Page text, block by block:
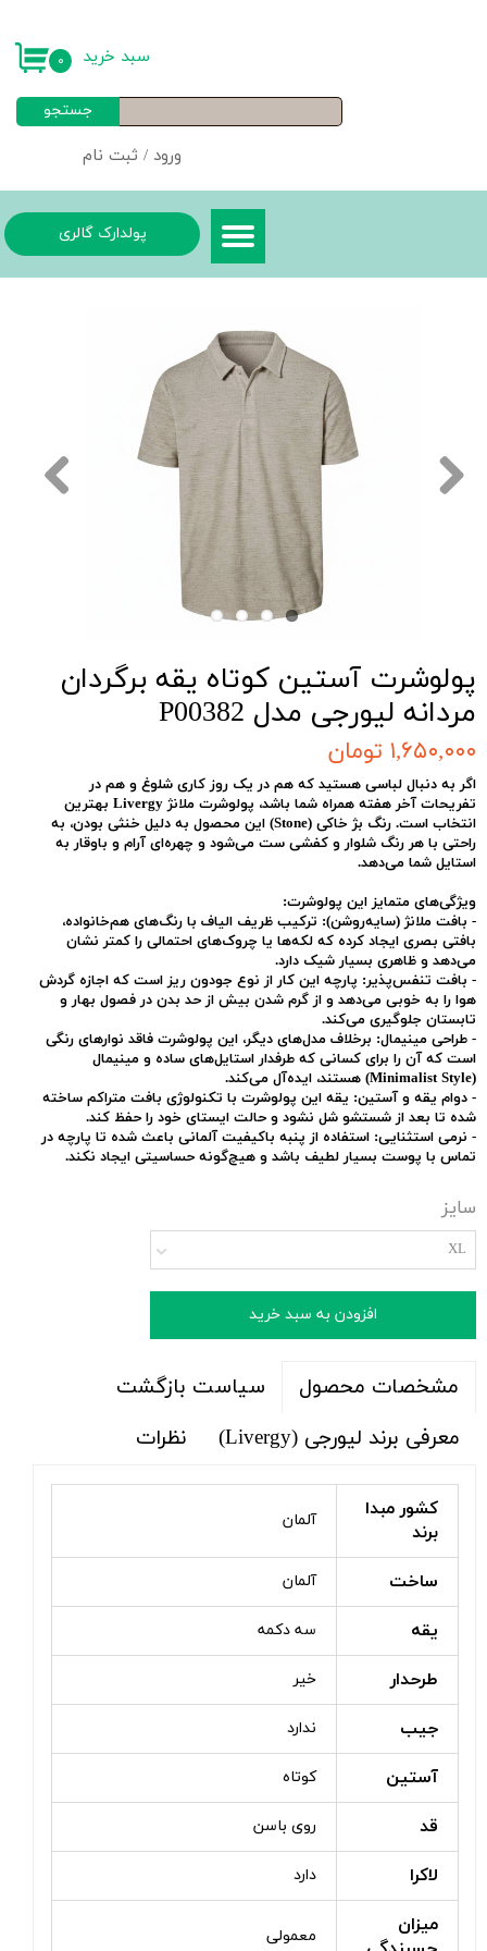
ورود / ثبت نام
خروج از حساب کاربری
جستجو
۰ سبد خرید
پولدارک گالری
پولوشرت آستین کوتاه یقه برگردان
مردانه لیورجی مدل P00382
۱,۶۵۰,۰۰۰ تومان
اگر به دنبال لباسی هستید که هم در یک روز کاری شلوغ و هم در
تفریحات آخر هفته همراه شما باشد، پولوشرت ملانژLivergy بهترین
انتخاب است. رنگ بژ خاکی (Stone) این محصول به دلیل خنثی بودن، به
راحتی با هر رنگ شلوار و کفشی ست می‌شود و چهره‌ای آرام و باوقار به
استایل شما می‌دهد.
ویژگی‌های متمایز این پولوشرت:
- بافت ملانژ (سایه‌روشن): ترکیب ظریف الیاف با رنگ‌های هم‌خانواده،
بافتی بصری ایجاد کرده که لکه‌ها یا چروک‌های احتمالی را کمتر نشان
می‌دهد و ظاهری بسیار شیک دارد.
- بافت تنفس‌پذیر: پارچه این کار از نوع جودون ریز است که اجازه گردش
هوا را به خوبی می‌دهد و از گرم شدن بیش از حد بدن در فصول بهار و
تابستان جلوگیری می‌کند.
-طراحی مینیمال: برخلاف مدل‌های دیگر، این پولوشرت فاقد نوارهای رنگی
است که آن را برای کسانی که طرفدار استایل‌های ساده و مینیمال
(Minimalist Style) هستند، ایده‌آل می‌کند.
-دوام یقه و آستین: یقه این پولوشرت با تکنولوژی بافت متراکم ساخته
شده تا بعد از شستشو شل نشود و حالت ایستای خود را حفظ کند.
- نرمی استثنایی: استفاده از پنبه باکیفیت آلمانی باعث شده تا پارچه در
تماس با پوست بسیار لطیف باشد و هیچ‌گونه حساسیتی ایجاد نکند.
سایز
XL
افزودن به سبد خرید
مشخصات محصول
سیاست بازگشت
معرفی برند لیورجی (Livergy)
نظرات
کشور مبدا
برند
آلمان
ساخت آلمان
یقه سه دکمه
طرحدار خیر
جیب ندارد
آستین کوتاه
قد روی باسن
لاکرا دارد
میزان
معمولی